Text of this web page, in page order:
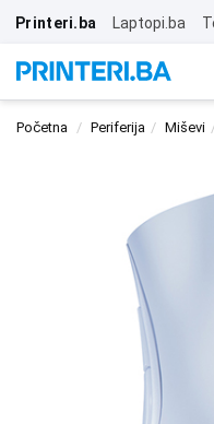
Printeri.ba Laptopi.ba
Početna Periferija Miševi